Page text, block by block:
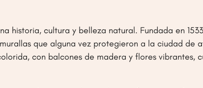
cultura y belleza natural. Fundada en
que alguna vez protegieron a la ciudad de
con balcones de madera y flores vibrantes,